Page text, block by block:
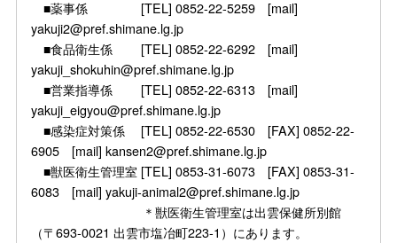
■薬事係 [TEL] 0852-22-5259 [mail]
yakuji2@pref.shimane.lg.jp
■食品衛生係 [TEL] 0852-22-6292 [mail]
yakuji_shokuhin@pref.shimane.lg.jp
■営業指導係 [TEL] 0852-22-6313 [mail]
yakuji_eigyou@pref.shimane.lg.jp
■感染症対策係 [TEL] 0852-22-6530 [FAX] 0852-22-
6905 [mail] kansen2@pref.shimane.lg.jp
■獣医衛生管理室 [TEL] 0853-31-6073 [FAX] 0853-31-
6083 [mail] yakuji-animal2@pref.shimane.lg.jp
＊獣医衛生管理室は出雲保健所別館
（〒693-0021 出雲市塩冶町223-1）にあります。